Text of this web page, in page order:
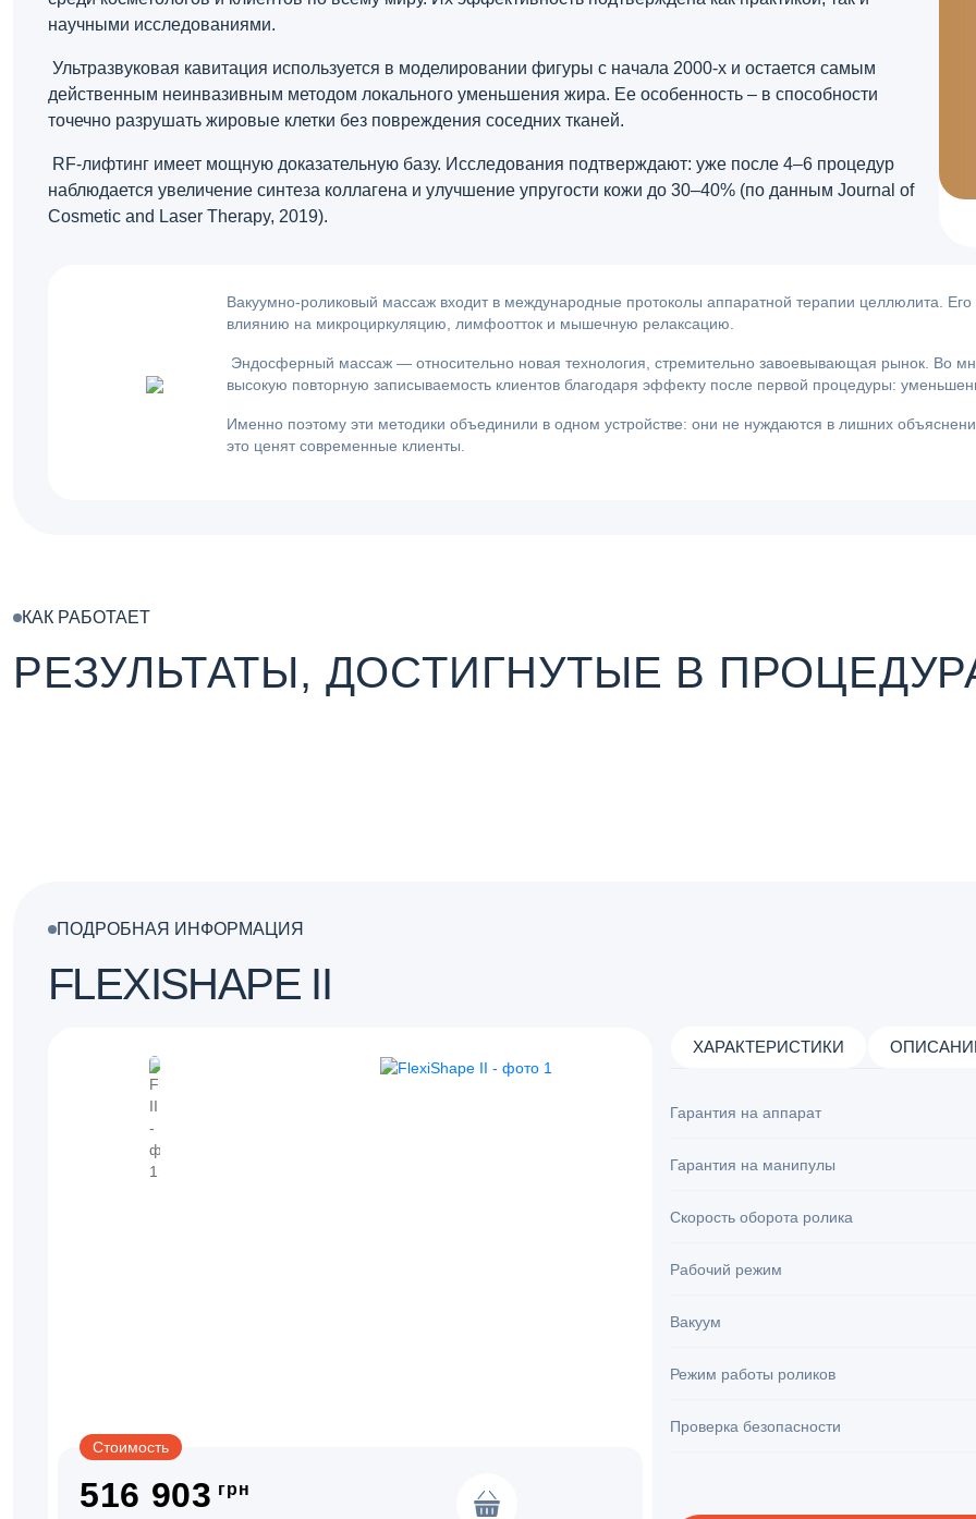
научными исследованиями.
Ультразвуковая кавитация используется в моделировании фигуры с начала 2000-х и остается самым
действенным неинвазивным методом локального уменьшения жира. Ее особенность – в способности
точечно разрушать жировые клетки без повреждения соседних тканей.
RF-лифтинг имеет мощную доказательную базу. Исследования подтверждают: уже после 4–6 процедур
наблюдается увеличение синтеза коллагена и улучшение упругости кожи до 30–40% (по данным Journal of
Cosmetic and Laser Therapy, 2019).
Вакуумно-роликовый массаж входит в международные протоколы аппаратной терапии целлюлита. Его
влиянию на микроциркуляцию, лимфоотток и мышечную релаксацию.
Эндосферный массаж — относительно новая технология, стремительно завоевывающая рынок. Во
высокую повторную записываемость клиентов благодаря эффекту после первой процедуры:
Именно поэтому эти методики объединили в одном устройстве: они не нуждаются в лишних
это ценят современные клиенты.
КАК РАБОТАЕТ
РЕЗУЛЬТАТЫ, ДОСТИГНУТЫЕ В
ПОДРОБНАЯ ИНФОРМАЦИЯ
FLEXISHAPE II
Стоимость
516 903 грн
ХАРАКТЕРИСТИКИ
Гарантия на аппарат
Гарантия на манипулы
Скорость оборота ролика
Рабочий режим
Вакуум
Режим работы роликов
Проверка безопасности